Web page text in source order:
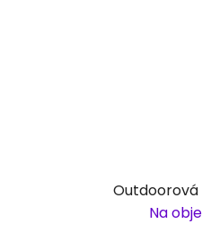
Outdoorová
Na